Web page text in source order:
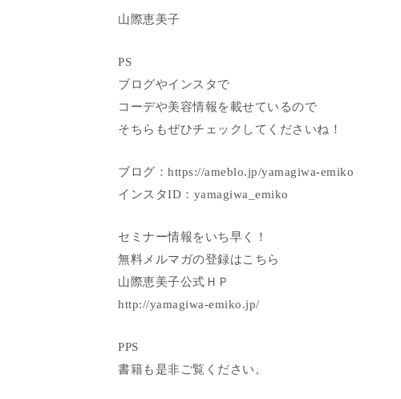
山際恵美子
PS
ブログやインスタで
コーデや美容情報を載せているので
そちらもぜひチェックしてくださいね！
ブログ：https://ameblo.jp/yamagiwa-emiko
インスタID：yamagiwa_emiko
セミナー情報をいち早く！
無料メルマガの登録はこちら
山際恵美子公式ＨＰ
http://yamagiwa-emiko.jp/
PPS
書籍も是非ご覧ください。